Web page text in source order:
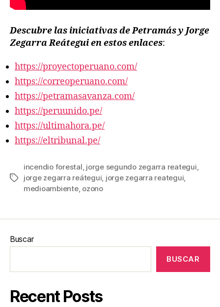
Descubre las iniciativas de Petramás y Jorge
Zegarra Reátegui en estos enlaces:
https://proyectoperuano.com/
https://correoperuano.com/
https://petramasavanza.com/
https://peruunido.pe/
https://ultimahora.pe/
https://eltribunal.pe/
Etiquetas
incendio forestal, jorge segundo zegarra reategui,
jorge zegarra reátegui, jorge zegarra reategui,
medioambiente, ozono
Buscar
BUSCAR
Recent Posts